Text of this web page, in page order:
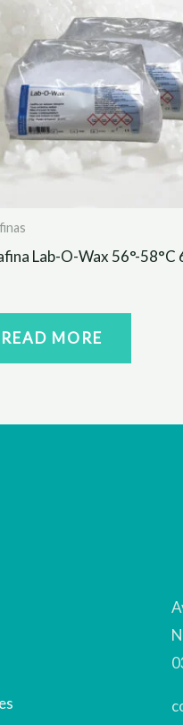
Lab-O-Wax 56°-58°C
READ MORE